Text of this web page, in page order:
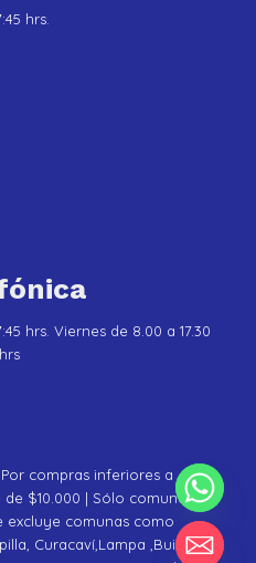
hrs.
hrs. Viernes de 8.00 a 17.30
compras inferiores a
$10.000 | Sólo comunas de
excluye comunas como
Curacaví,Lampa ,Buin